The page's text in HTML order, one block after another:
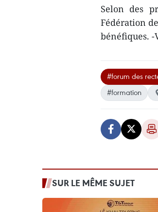
Selon des
Fédération
bénéfiques. -
#forum des
#formation
SUR LE MÊME SUJET